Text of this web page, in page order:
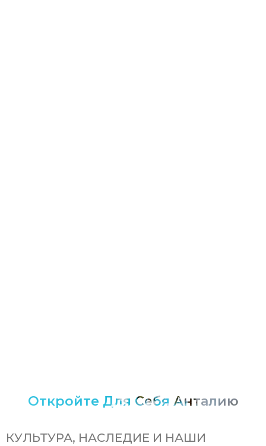
Откройте Для Себя Анталию
КУЛЬТУРА, НАСЛЕДИЕ И НАШИ